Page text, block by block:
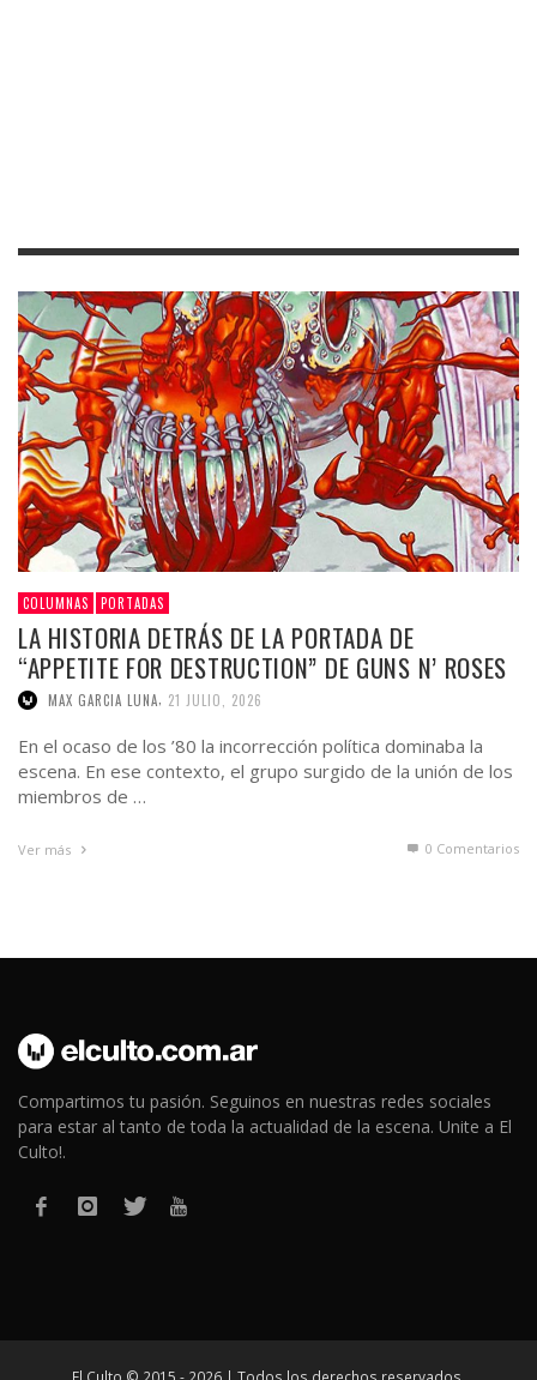
COLUMNAS PORTADAS
LA HISTORIA DETRÁS DE LA PORTADA DE
“APPETITE FOR DESTRUCTION” DE GUNS N’ ROSES
MAX GARCIA LUNA 21 JULIO, 2026
En el ocaso de los ’80 la incorrección política dominaba la
escena. En ese contexto, el grupo surgido de la unión de los
miembros de …
Ver más 0 Comentarios
Compartimos tu pasión. Seguinos en nuestras redes sociales
para estar al tanto de toda la actualidad de la escena. Unite a El
Culto!.